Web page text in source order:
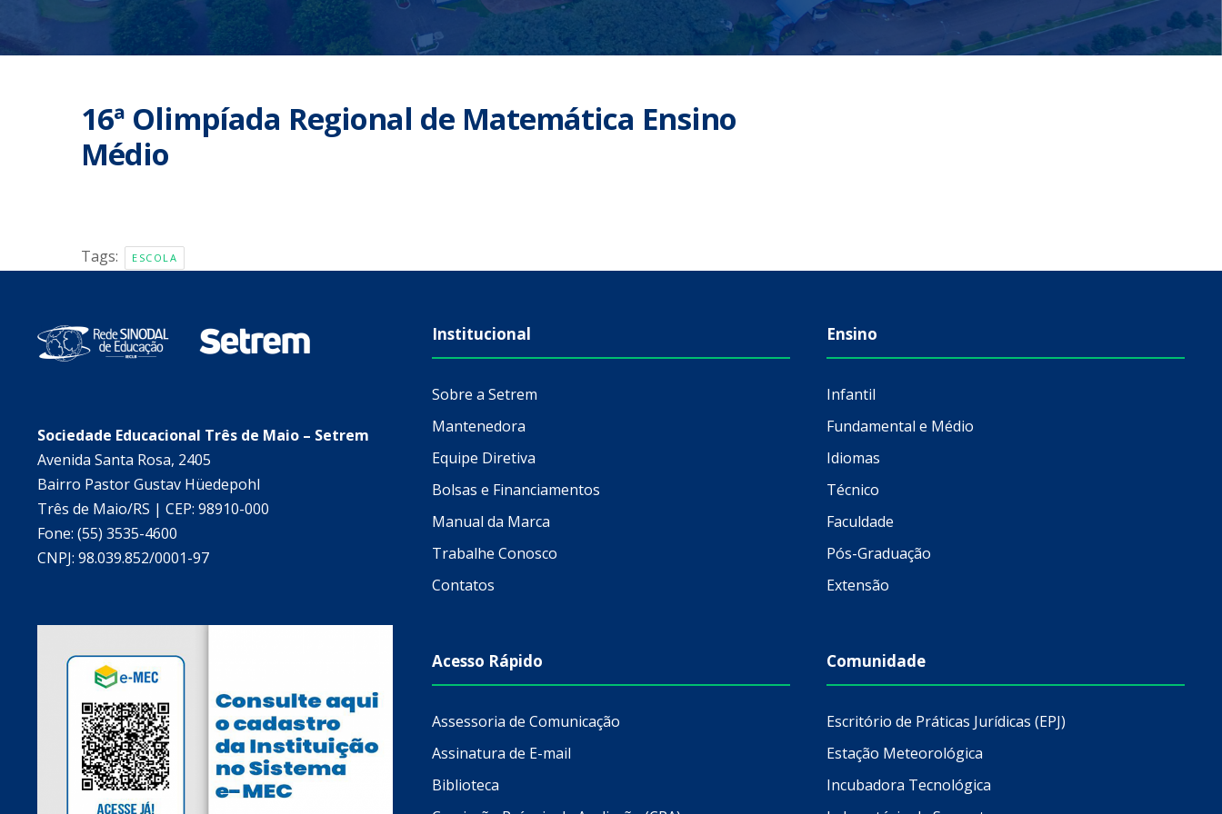
16ª Olimpíada Regional de Matemática Ensino
Médio
Tags: ESCOLA
Sociedade Educacional Três de Maio – Setrem
Avenida Santa Rosa, 2405
Bairro Pastor Gustav Hüedepohl
Três de Maio/RS | CEP: 98910-000
Fone: (55) 3535-4600
CNPJ: 98.039.852/0001-97
Institucional
Sobre a Setrem
Mantenedora
Equipe Diretiva
Bolsas e Financiamentos
Manual da Marca
Trabalhe Conosco
Contatos
Acesso Rápido
Assessoria de Comunicação
Assinatura de E-mail
Biblioteca
Ensino
Infantil
Fundamental e Médio
Idiomas
Técnico
Faculdade
Pós-Graduação
Extensão
Comunidade
Escritório de Práticas Jurídicas (EPJ)
Estação Meteorológica
Incubadora Tecnológica